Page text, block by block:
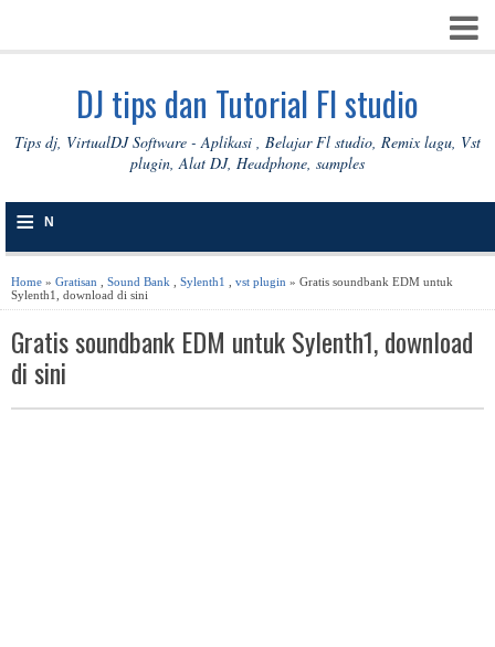
DJ tips dan Tutorial Fl studio
Tips dj, VirtualDJ Software - Aplikasi , Belajar Fl studio, Remix lagu, Vst
plugin, Alat DJ, Headphone, samples
≡ N
V
I
G
Home » Gratisan Sound Bank Sylenth1 vst plugin » Gratis soundbank EDM untuk
Sylenth1, download di sini
Gratis soundbank EDM untuk Sylenth1, download
di sini